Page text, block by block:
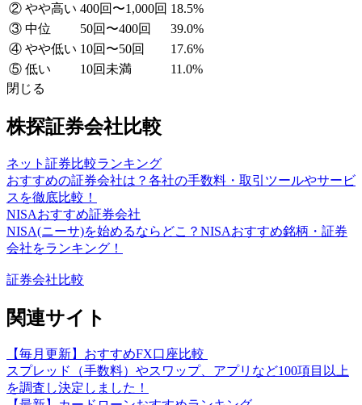
② やや高い 400回〜1,000回 18.5%
③ 中位
50回〜400回
39.0%
④ やや低い 10回〜50回
17.6%
⑤ 低い
10回未満
11.0%
閉じる
株探証券会社比較
ネット証券比較ランキング
おすすめの証券会社は？各社の手数料・取引ツールやサービ
スを徹底比較！
NISAおすすめ証券会社
NISA(ニーサ)を始めるならどこ？NISAおすすめ銘柄・証券
会社をランキング！
証券会社比較
関連サイト
【毎月更新】おすすめFX口座比較
スプレッド（手数料）やスワップ、アプリなど100項目以上
を調査し決定しました！